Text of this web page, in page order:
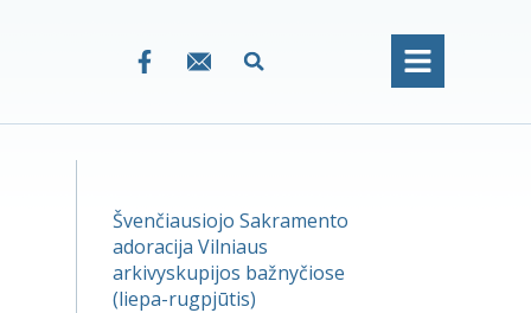
Švenčiausiojo Sakramento
adoracija Vilniaus
arkivyskupijos bažnyčiose
(liepa-rugpjūtis)